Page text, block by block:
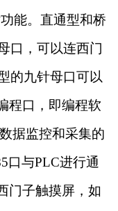
能。直通型和桥
口，可以连西门
的九针母口可以
程口，即编程软
据监控和采集的
口与PLC进行通
门子触摸屏，如